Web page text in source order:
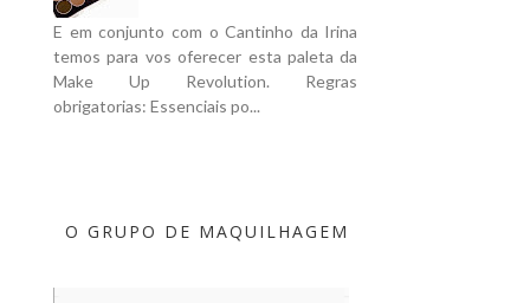
E em conjunto com o Cantinho da Irina
temos para vos oferecer esta paleta da
Make Up Revolution. Regras
obrigatorias: Essenciais po...
O GRUPO DE MAQUILHAGEM